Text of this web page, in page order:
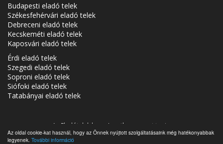
Az oldal cookie-kat használ, hogy az Önnek nyújtott szolgáltatásaink még hatékonyabbak
legyenek. További információ
Budapesti eladó telek
Székesfehérvári eladó telek
Debreceni eladó telek
Kecskeméti eladó telek
Kaposvári eladó telek
Érdi eladó telek
Szegedi eladó telek
Soproni eladó telek
Siófoki eladó telek
Tatabányai eladó telek
Az Eladótelek.hu az Ingatlancsoport tagja.
Eladó telkek Magyarországon - Eladótelek.hu © 2026 Minden jog